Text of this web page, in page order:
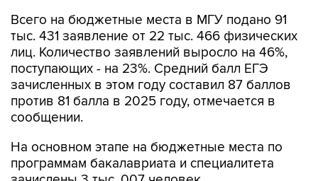
лиц. Количество заявлений выросло на 46%,
поступающих - на 23%. Средний балл ЕГЭ
зачисленных в этом году составил 87 баллов
против 81 балла в 2025 году, отмечается в
сообщении.
На основном этапе на бюджетные места по
зачислены 3 тыс. 007 человек.